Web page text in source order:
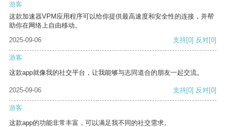
游客
这款加速器VPM应用程序可以给你提供最高速度和安全性的连接，并帮
助你在网络上自由移动。
2025-09-06
支持[0] 反对[0]
游客
这款app就像我的社交平台，让我能够与志同道合的朋友一起交流。
2025-09-06 支持[0] 反对[0]
游客
这款app的功能非常丰富，可以满足我不同的社交需求。